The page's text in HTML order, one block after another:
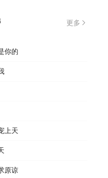
AI全集完整版,无需安装播放器
更多
你的
上天
原谅